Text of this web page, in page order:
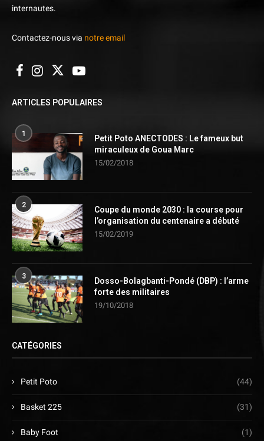
internautes.
Contactez-nous via notre email
ARTICLES POPULAIRES
1
Petit Poto ANECTODES : Le fameux but
miraculeux de Goua Marc
15/02/2018
2
Coupe du monde 2030 : la course pour
l’organisation du centenaire a débuté
15/02/2019
3
Dosso-Bolagbanti-Pondé (DBP) : l’arme
forte des militaires
19/10/2018
CATÉGORIES
Petit Poto (44)
Basket 225 (31)
Baby Foot (1)